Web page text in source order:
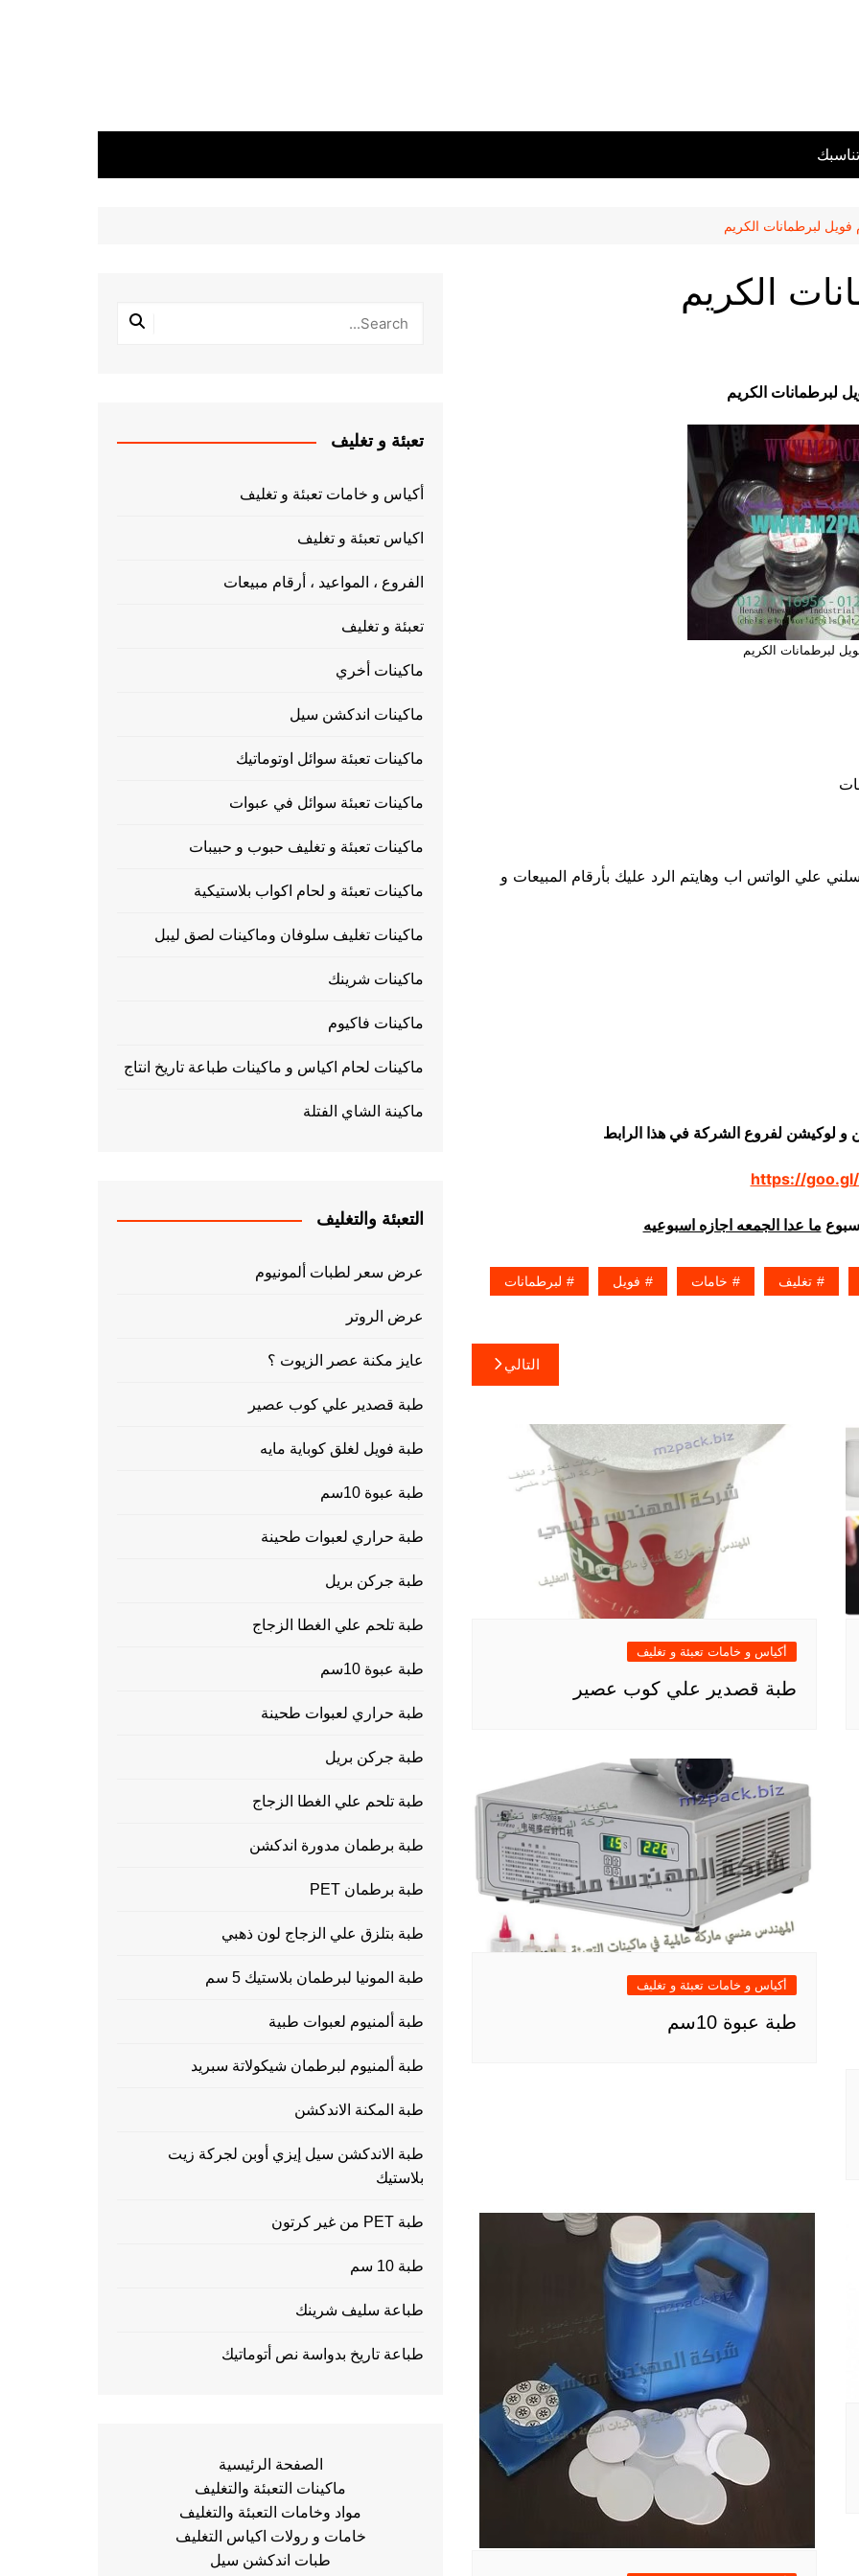
فويل لبرطمانات الكريم
الكريم
لبرطمانات الكريم
لبرطمانات الكريم
علي الواتس اب وهايتم الرد عليك بأرقام المبيعات و
و لوكيشن لفروع الشركة في هذا الرابط
https://
ما عدا الجمعه اجازه اسبوعيه
تغليف خامات فويل لبرطمانات
التالي
أكياس و خامات تعبئة و تغليف
طبة قصدير علي كوب عصير
أكياس و خامات تعبئة و تغليف
طبة عبوة 10سم
تعبئة و تغليف
أكياس و خامات تعبئة و تغليف
اكياس تعبئة و تغليف
الفروع ، المواعيد ، أرقام مبيعات
تعبئة و تغليف
ماكينات أخري
ماكينات اندكشن سيل
ماكينات تعبئة سوائل اوتوماتيك
ماكينات تعبئة سوائل في عبوات
ماكينات تعبئة و تغليف حبوب و حبيبات
ماكينات تعبئة و لحام اكواب بلاستيكية
ماكينات تغليف سلوفان وماكينات لصق ليبل
ماكينات شرينك
ماكينات فاكيوم
ماكينات لحام اكياس و ماكينات طباعة تاريخ انتاج
ماكينة الشاي الفتلة
التعبئة والتغليف
عرض سعر لطبات ألمونيوم
عرض الروتر
عايز مكنة عصر الزيوت ؟
طبة قصدير علي كوب عصير
طبة فويل لغلق كوباية مايه
طبة عبوة 10سم
طبة حراري لعبوات طحينة
طبة جركن بريل
طبة تلحم علي الغطا الزجاج
طبة عبوة 10سم
طبة حراري لعبوات طحينة
طبة جركن بريل
طبة تلحم علي الغطا الزجاج
طبة برطمان مدورة اندكشن
طبة برطمان PET
طبة بتلزق علي الزجاج لون ذهبي
طبة المونيا لبرطمان بلاستيك 5 سم
طبة ألمنيوم لعبوات طبية
طبة ألمنيوم لبرطمان شيكولاتة سبريد
طبة المكنة الاندكشن
طبة الاندكشن سيل إيزي أوبن لجركة زيت
بلاستيك
طبة PET من غير كرتون
طبة 10 سم
طباعة سليف شرينك
طباعة تاريخ بدواسة نص أتوماتيك
الصفحة الرئيسية
ماكينات التعبئة والتغليف
مواد وخامات التعبئة والتغليف
خامات و رولات اكياس التغليف
طبات اندكشن سيل